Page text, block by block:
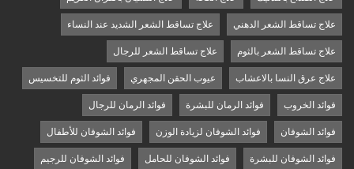
علاج تساقط الشعر الدهني علاج تساقط الشعر الشديد عند النساء
علاج تساقط الشعر بالثوم علاج تساقط الشعر للرجال
علاج عرق النسا بالاعشاب عيوب الحقن المجهري فوائد الثوم للتخسيس
فوائد الخروب فوائد الرمان للبشرة فوائد الرمان للرجال
فوائد الشوفان فوائد الشوفان لزيادة الوزن فوائد الشوفان للأطفال
فوائد الشوفان للبشرة فوائد الشوفان للحامل فوائد الشوفان للرجيم